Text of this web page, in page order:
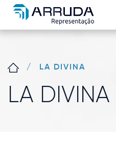
/ LA DIVINA
LA DIVINA